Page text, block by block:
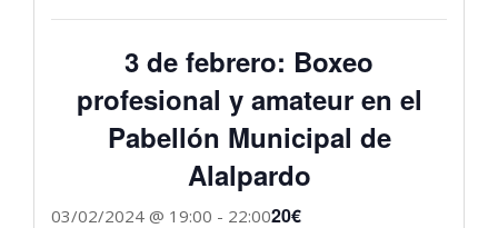
3 de febrero: Boxeo
profesional y amateur en el
Pabellón Municipal de
Alalpardo
03/02/2024 @ 19:00 - 22:0020€